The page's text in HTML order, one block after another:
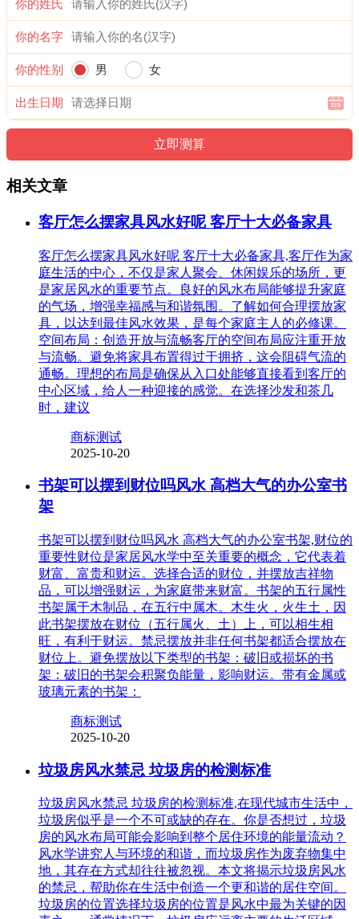
你的姓氏
你的名字
你的性别 男 女
出生日期
相关文章
客厅怎么摆家具风水好呢 客厅十大必备家具
客厅怎么摆家具风水好呢 客厅十大必备家具,客厅作为家
庭生活的中心，不仅是家人聚会、休闲娱乐的场所，更
是家居风水的重要节点。良好的风水布局能够提升家庭
的气场，增强幸福感与和谐氛围。了解如何合理摆放家
具，以达到最佳风水效果，是每个家庭主人的必修课。
空间布局：创造开放与流畅客厅的空间布局应注重开放
与流畅。避免将家具布置得过于拥挤，这会阻碍气流的
通畅。理想的布局是确保从入口处能够直接看到客厅的
中心区域，给人一种迎接的感觉。在选择沙发和茶几
时，建议
商标测试
2025-10-20
书架可以摆到财位吗风水 高档大气的办公室书
架
书架可以摆到财位吗风水 高档大气的办公室书架,财位的
重要性财位是家居风水学中至关重要的概念，它代表着
财富、富贵和财运。选择合适的财位，并摆放吉祥物
品，可以增强财运，为家庭带来财富。书架的五行属性
书架属于木制品，在五行中属木。木生火，火生土，因
此书架摆放在财位（五行属火、土）上，可以相生相
旺，有利于财运。禁忌摆放并非任何书架都适合摆放在
财位上。避免摆放以下类型的书架：破旧或损坏的书
架：破旧的书架会积聚负能量，影响财运。带有金属或
玻璃元素的书架：
商标测试
2025-10-20
垃圾房风水禁忌 垃圾房的检测标准
垃圾房风水禁忌 垃圾房的检测标准,在现代城市生活中，
垃圾房似乎是一个不可或缺的存在。你是否想过，垃圾
房的风水布局可能会影响到整个居住环境的能量流动？
风水学讲究人与环境的和谐，而垃圾房作为废弃物集中
地，其存在方式却往往被忽视。本文将揭示垃圾房风水
的禁忌，帮助你在生活中创造一个更和谐的居住空间。
垃圾房的位置选择垃圾房的位置是风水中最为关键的因